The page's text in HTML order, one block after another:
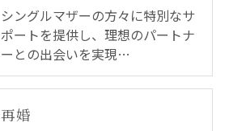
シングルマザーの方々に特別なサ
ポートを提供し、理想のパートナ
ーとの出会いを実現…
再婚